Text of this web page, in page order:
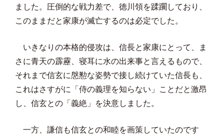
ました。圧倒的な戦力差で、徳川領を蹂躙しており、
このままだと家康が滅亡するのは必定でした。
いきなりの本格的侵攻は、信長と家康にとって、ま
さに青天の霹靂、寝耳に水の出来事と言えるもので、
それまで信玄に慇懃な姿勢で接し続けていた信長も、
これはさすがに「侍の義理を知らない」ことだと激昂
し、信玄との「義絶」を決意しました。
一方、謙信も信玄との和睦を画策していたのです